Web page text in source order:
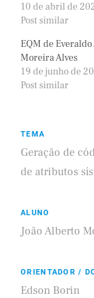
10 de abril de
Post similar
EQM de
Moreira Alves
19 de junho de
Post similar
TEMA
Geração de
de atributos
ALUNO
João Alberto
ORIENTADOR /
Edson Borin